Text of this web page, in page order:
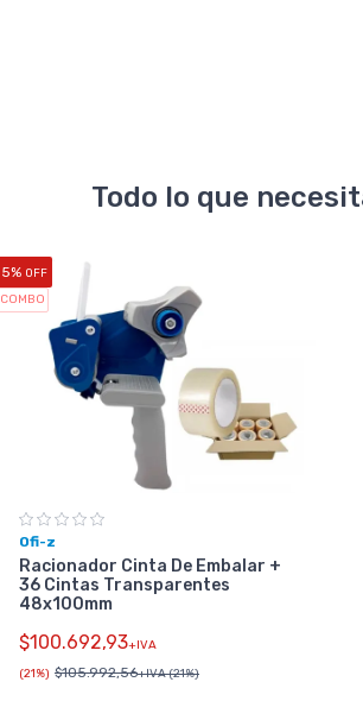
Todo lo que
5% OFF
COMBO
Ofi-z
Racionador Cinta De Embalar +
36 Cintas Transparentes
48x100mm
$100.692,93+IVA
(21%) $105.992,56+IVA (21%)